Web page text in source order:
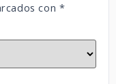
con *